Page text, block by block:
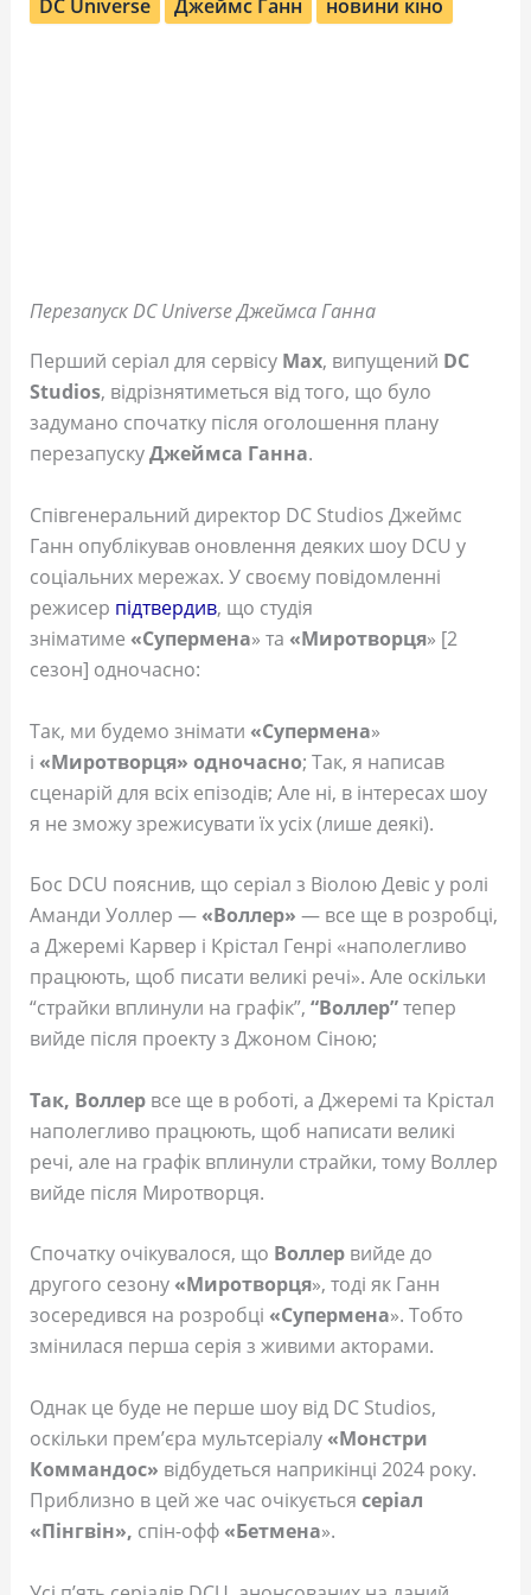
DC Universe Джеймс Ганн новини кіно
Перезапуск DC Universe Джеймса Ганна
Перший серіал для сервісу Max, випущений DC
Studios, відрізнятиметься від того, що було
задумано спочатку після оголошення плану
перезапускуДжеймса Ганна.
Співгенеральний директор DC Studios Джеймс
Ганн опублікував оновлення деяких шоу DCU у
соціальних мережах. У своєму повідомленні
режисер підтвердив, що студія
зніматиме «Супермена» та «Миротворця» [2
сезон] одночасно:
Так, ми будемо знімати «Супермена»
і «Миротворця» одночасно; Так, я написав
сценарій для всіх епізодів; Але ні, в інтересах шоу
я не зможу зрежисувати їх усіх (лише деякі).
Бос DCU пояснив, що серіал з Віолою Девіс у ролі
Аманди Уоллер —«Воллер» — все ще в розробці,
а Джеремі Карвер і Крістал Генрі «наполегливо
працюють, щоб писати великі речі». Але оскільки
“страйки вплинули на графік”, “Воллер”тепер
вийде після проекту з Джоном Сіною;
Так, Воллервсе ще в роботі, а Джеремі та Крістал
наполегливо працюють, щоб написати великі
речі, але на графік вплинули страйки, тому Воллер
вийде після Миротворця.
Спочатку очікувалося, що Воллервийде до
другого сезону«Миротворця», тоді як Ганн
зосередився на розробці «Супермена». Тобто
змінилася перша серія з живими акторами.
Однак це буде не перше шоу від DC Studios,
оскільки прем’єра мультсеріалу«Монстри
Коммандос» відбудеться наприкінці 2024 року.
Приблизно в цей же час очікується серіал
«Пінгвін», спін-офф«Бетмена».